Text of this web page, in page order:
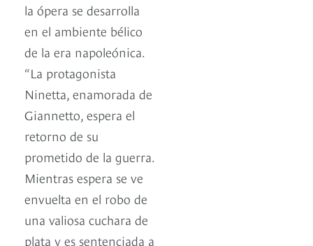
la ópera se desarrolla
en el ambiente bélico
de la era napoleónica.
“La protagonista
Ninetta, enamorada de
Giannetto, espera el
retorno de su
prometido de la guerra.
Mientras espera se ve
envuelta en el robo de
una valiosa cuchara de
plata y es sentenciada a